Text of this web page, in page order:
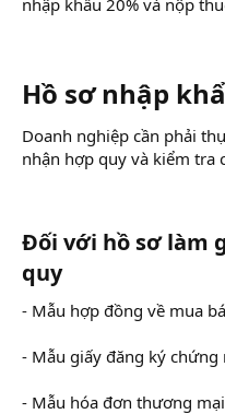
Hồ sơ nhập
Doanh nghiệp cần phải
nhận hợp quy và kiểm tra
Đối với hồ sơ làm
quy
- Mẫu hợp đồng về mua
- Mẫu giấy đăng ký chứng
- Mẫu hóa đơn thương